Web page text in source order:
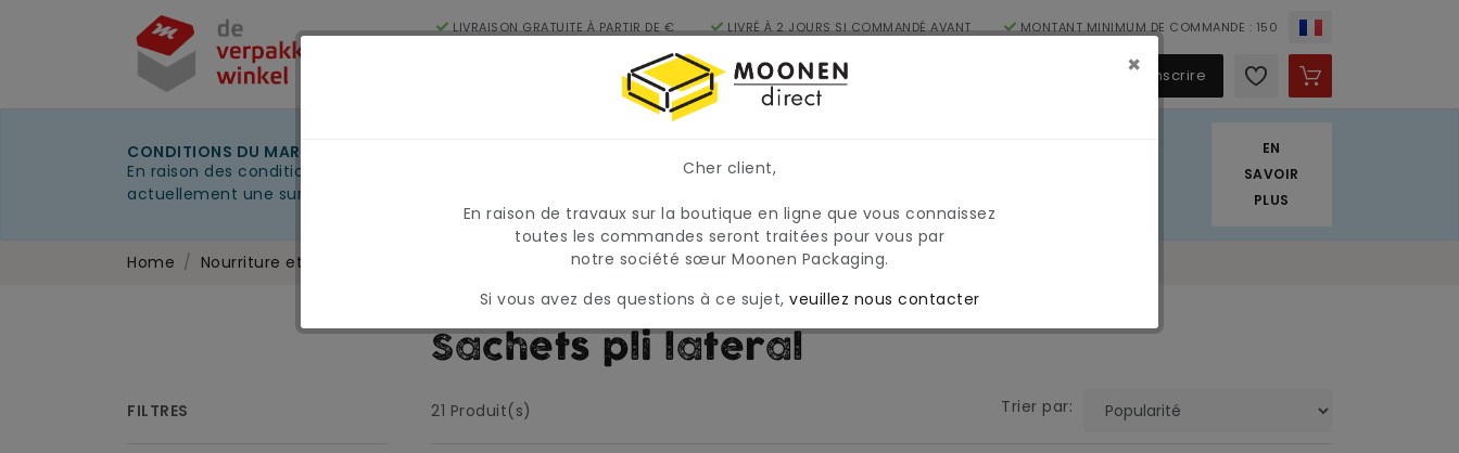
LIVRAISON GRATUITE À PARTIR DE €
LIVRÉ À 2 JOURS SI COMMANDÉ AVANT
17H
MONTANT MINIMUM DE COMMANDE : 150
FR
S'identifier / S'inscrire
CONDITIONS DU MARCHÉ EN MARS 2026
En raison des conditions actuelles du marché, les prix et la disponibilité peuvent varier temporairement. Nous appliquons
actuellement une surcharge carburant temporaire et variable.
EN
SAVOIR
PLUS
Home Nourriture et boissons Sachets pli lateral
FILTRES
Sachets pli lateral
21 Produit(s) Trier par:
×
Cher client,
En raison de travaux sur la boutique en ligne que vous connaissez
toutes les commandes seront traitées pour vous par
notre société sœur Moonen Packaging.
Si vous avez des questions à ce sujet, veuillez nous contacter